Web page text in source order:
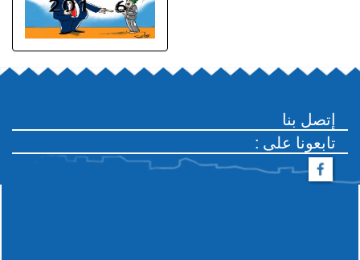
إتصل بنا
: تابعونا على